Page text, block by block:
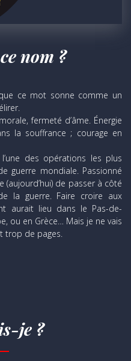
ce nom ?
ce mot sonne comme un
fermeté d’âme. Énergie
la souffrance ; courage en
des opérations les plus
guerre mondiale. Passionné
de passer à côté
la guerre. Faire croire aux
aurait lieu dans le Pas-de-
ou en Grèce… Mais je ne vais
trop de pages.
je ?